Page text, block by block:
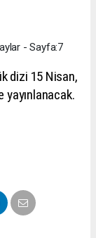
dizi 15 Nisan,
yayınlanacak.